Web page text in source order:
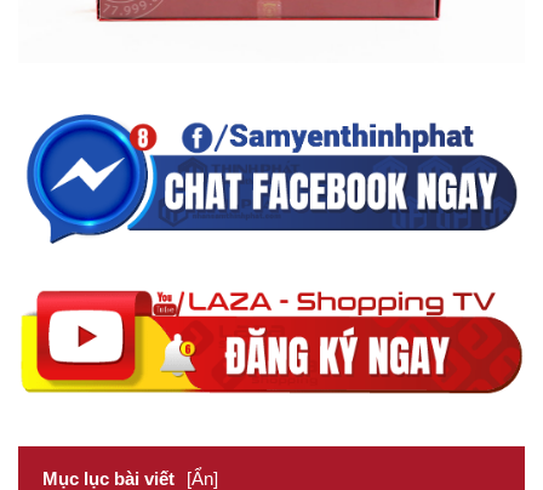
Mục lục bài viết [Ẩn]